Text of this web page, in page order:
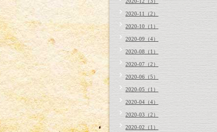
2020-11（2）
2020-10（1）
2020-09（4）
2020-08（1）
2020-07（2）
2020-06（5）
2020-05（1）
2020-04（4）
2020-03（2）
2020-02（1）